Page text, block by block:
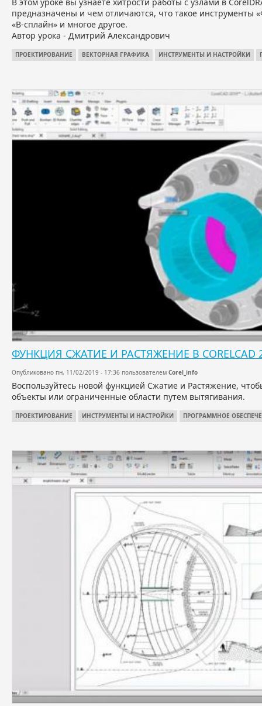
предназначены и чем отличаются, что такое инструменты
«В-сплайн» и многое другое.
Автор урока - Дмитрий Александрович
ПРОЕКТИРОВАНИЕ ВЕКТОРНАЯ ГРАФИКА ИНСТРУМЕНТЫ И НАСТРОЙКИ
ФУНКЦИЯ СЖАТИЕ И РАСТЯЖЕНИЕ В CORELCAD
Опубликовано пн, 11/02/2019 - 17:36 пользователем Corel_info
Воспользуйтесь новой функцией Сжатие и Растяжение,
объекты или ограниченные области путем вытягивания.
ПРОЕКТИРОВАНИЕ ИНСТРУМЕНТЫ И НАСТРОЙКИ ПРОГРАММНОЕ